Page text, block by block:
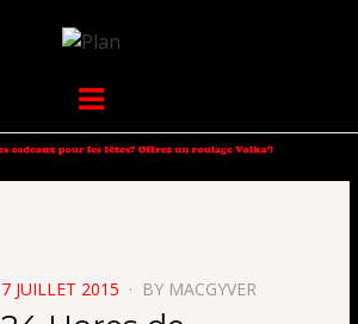
VOLKANIK-
ENDURANCE
Menu
POSTED
ON
7 JUILLET 2015 BY MACGYVER